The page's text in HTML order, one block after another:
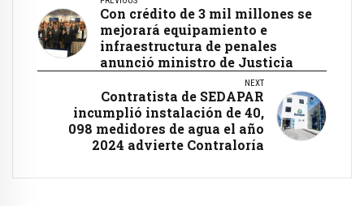
Con crédito de 3 mil millones se
mejorará equipamiento e
infraestructura de penales
anunció ministro de Justicia
NEXT
Contratista de SEDAPAR
incumplió instalación de 40,
098 medidores de agua el año
2024 advierte Contraloría